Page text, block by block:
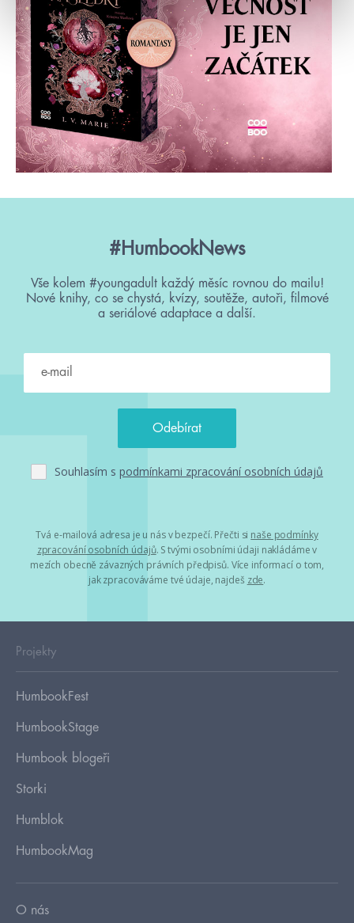
#HumbookNews
Vše kolem #youngadult každý měsíc rovnou do mailu!
Nové knihy, co se chystá, kvízy, soutěže, autoři, filmové
a seriálové adaptace a další.
Souhlasím s podmínkami zpracování osobních údajů
Tvá e-mailová adresa je u nás v bezpečí. Přečti si naše podmínky
zpracování osobních údajů. S tvými osobními údaji nakládáme v
mezích obecně závazných právních předpisů. Více informací o tom,
jak zpracováváme tvé údaje, najdeš zde.
Projekty
HumbookFest
HumbookStage
Humbook blogeři
Storki
Humblok
HumbookMag
O nás